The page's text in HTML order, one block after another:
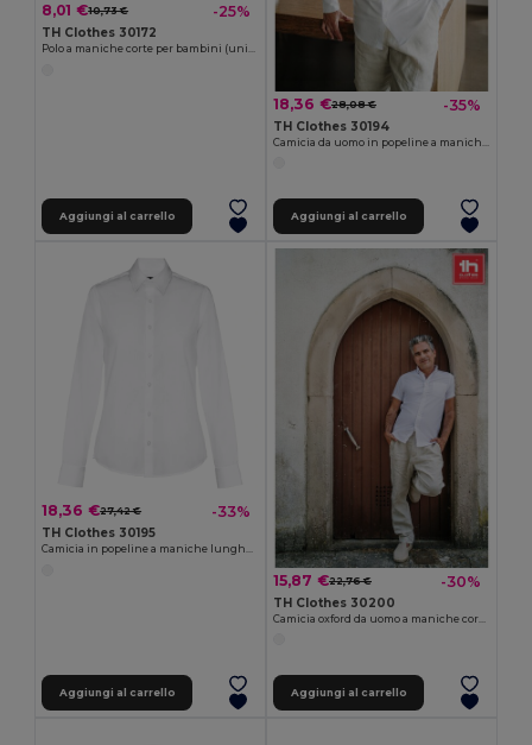
8,01 €10,73 € -25%
TH Clothes 30172
Polo a maniche corte per bambini (unisex). colore bianco
Aggiungi al carrello
18,36 €28,08 € -35%
TH Clothes 30194
Camicia da uomo in popeline a maniche lunghe. colore bianco
Aggiungi al carrello
18,36 €27,42 € -33%
TH Clothes 30195
Camicia in popeline a maniche lunghe da donna. colore bianco
Aggiungi al carrello
15,87 €22,76 € -30%
TH Clothes 30200
Camicia oxford da uomo a maniche corte. Colore bianco
Aggiungi al carrello